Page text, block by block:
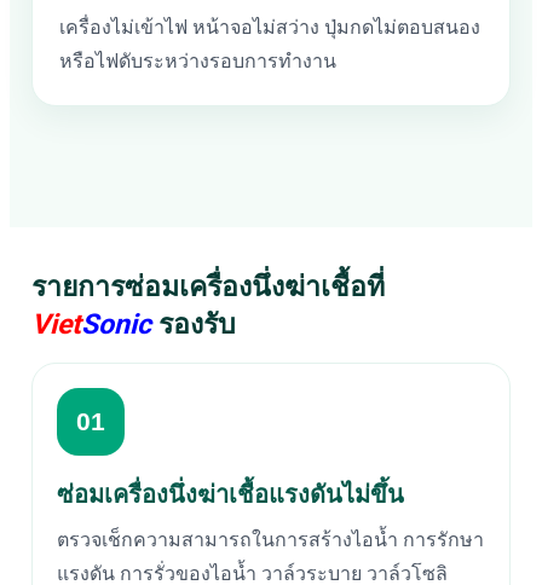
เครื่องไม่เข้าไฟ หน้าจอไม่สว่าง ปุ่มกดไม่ตอบสนอง
หรือไฟดับระหว่างรอบการทำงาน
รายการซ่อมเครื่องนึ่งฆ่าเชื้อที่
VietSonicรองรับ
01
ซ่อมเครื่องนึ่งฆ่าเชื้อแรงดันไม่ขึ้น
ตรวจเช็กความสามารถในการสร้างไอน้ำ การรักษา
แรงดัน การรั่วของไอน้ำ วาล์วระบาย วาล์วโซลิ